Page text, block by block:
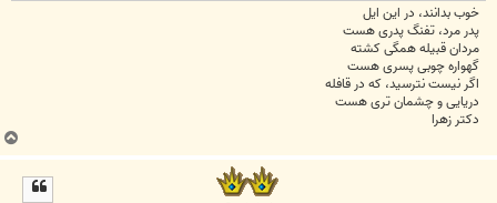
خوب بدانند، در این ایل
پدر مرد، تفنگ پدری هست
مردان قبیله همگی کشته
گهواره چوبی پسری هست
اگر نیست نترسید، که در قافله
دریایی و چشمان تری هست
دکتر زهرا
ب
ا